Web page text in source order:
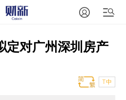
定对广州深圳房产
T中